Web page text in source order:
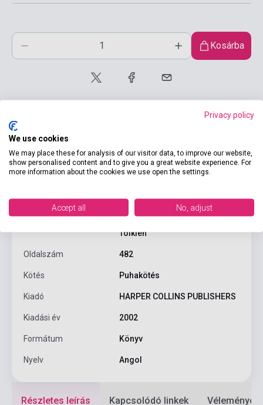
Kosárba
Termékjellemzők
ISBN 9780261103054
Tolkien
Oldalszám 482
Kötés Puhakötés
Kiadó HARPER COLLINS PUBLISHERS
Kiadási év 2002
Formátum Könyv
Nyelv Angol
Részletes leírás Kapcsolódó linkek Vélemények
Privacy policy
We use cookies
We may place these for analysis of our visitor data, to improve our website,
show personalised content and to give you a great website experience. For
more information about the cookies we use open the settings.
Accept all No, adjust